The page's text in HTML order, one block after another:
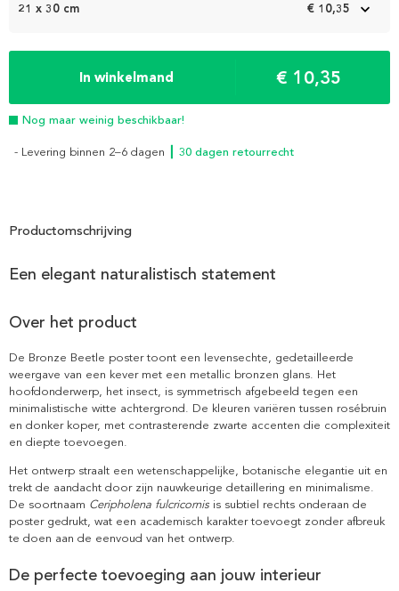
21 x 30 cm € 10,35
In winkelmand € 10,35
Nog maar weinig beschikbaar!
- Levering binnen 2–6 dagen ┃ 30 dagen retourrecht
Productomschrijving
Een elegant naturalistisch statement
Over het product
De Bronze Beetle poster toont een levensechte, gedetailleerde
weergave van een kever met een metallic bronzen glans. Het
hoofdonderwerp, het insect, is symmetrisch afgebeeld tegen een
minimalistische witte achtergrond. De kleuren variëren tussen rosébruin
en donker koper, met contrasterende zwarte accenten die complexiteit
en diepte toevoegen.
Het ontwerp straalt een wetenschappelijke, botanische elegantie uit en
trekt de aandacht door zijn nauwkeurige detaillering en minimalisme.
De soortnaam Ceripholena fulcricornis is subtiel rechts onderaan de
poster gedrukt, wat een academisch karakter toevoegt zonder afbreuk
te doen aan de eenvoud van het ontwerp.
De perfecte toevoeging aan jouw interieur